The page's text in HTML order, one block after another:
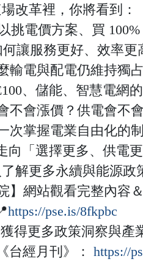
改革裡，你將看到：
挑電價方案、買 100%
讓服務更好、效率更
輸電與配電仍維持獨
、儲能、智慧電網
不會漲價？供電會不
次掌握電業自由化的
向「選擇更多、供電
解更多永續與能源政
】網站觀看完整內容
https://pse.is/8fkpbc
得更多政策洞察與產
台經月刊》： https://